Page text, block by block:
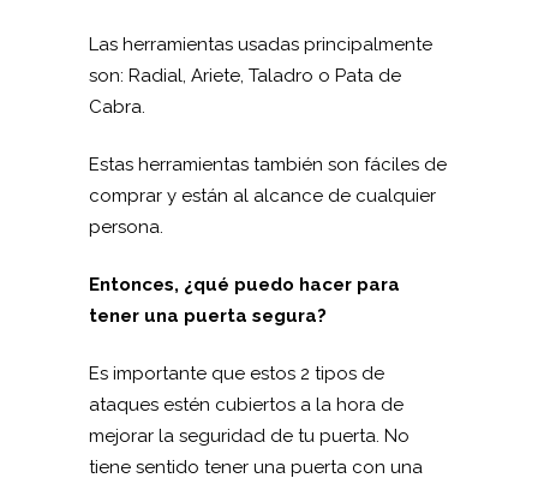
Las herramientas usadas principalmente
son: Radial, Ariete, Taladro o Pata de
Cabra.
Estas herramientas también son fáciles de
comprar y están al alcance de cualquier
persona.
Entonces, ¿qué puedo hacer para
tener una puerta segura?
Es importante que estos 2 tipos de
ataques estén cubiertos a la hora de
mejorar la seguridad de tu puerta. No
tiene sentido tener una puerta con una